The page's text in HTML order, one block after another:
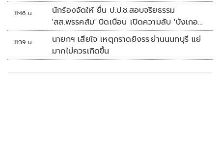
11:46 น.
นักร้องจัดให้ ยื่น ป.ป.ช.สอบจริยธรรม
'สส.พรรคส้ม' บิดเบือน เปิดความลับ 'บังเกอร์
ทหาร'
11:39 น.
นายกฯ เสียใจ เหตุกราดยิงรร.ย่านนนทบุรี แย่
มากไม่ควรเกิดขึ้น